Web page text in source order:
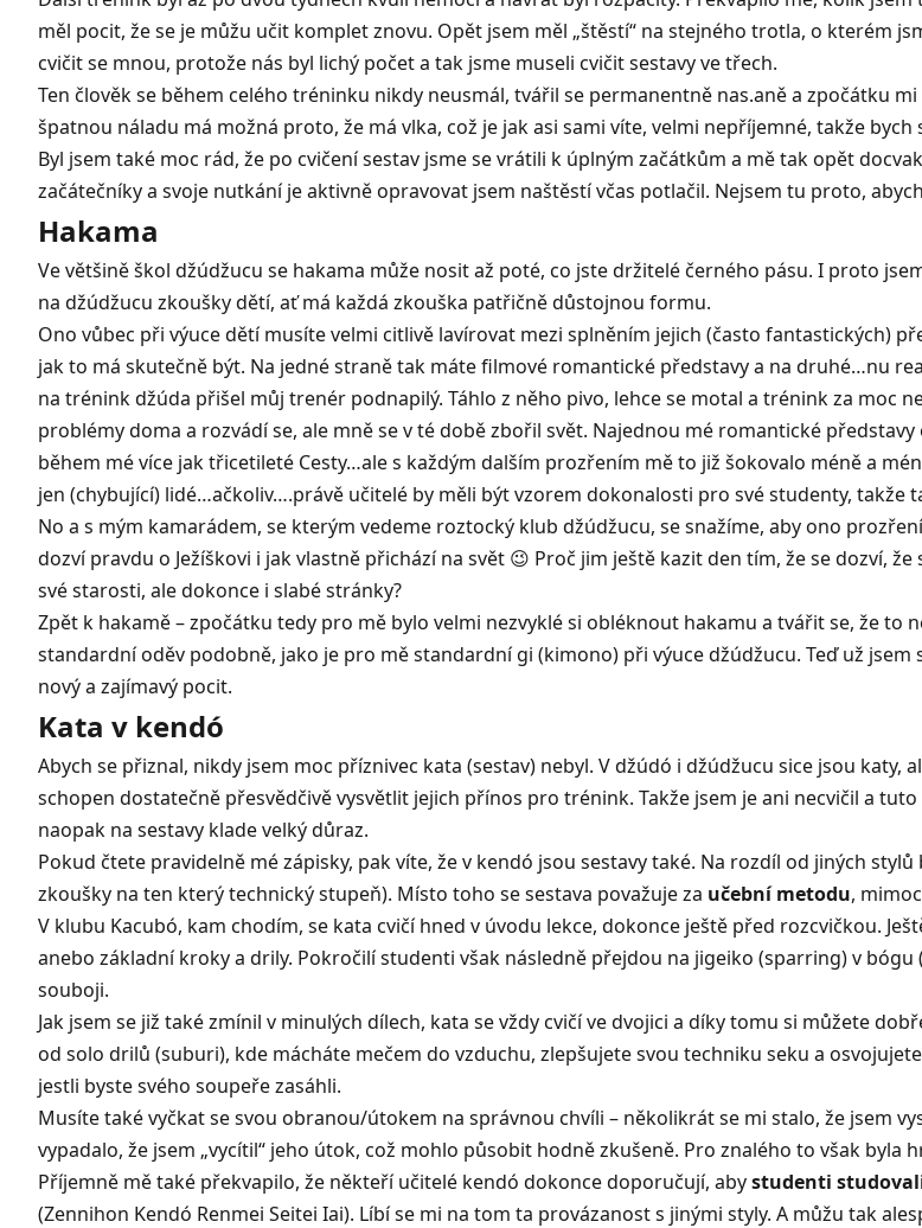
měl pocit, že se je můžu učit komplet znovu. Opět jsem měl „štěstí“ na stejného trotla, o kterém
cvičit se mnou, protože nás byl lichý počet a tak jsme museli cvičit sestavy ve třech.
Ten člověk se během celého tréninku nikdy neusmál, tvářil se permanentně nas.aně a zpočátku
špatnou náladu má možná proto, že má vlka, což je jak asi sami víte, velmi nepříjemné, takže
Byl jsem také moc rád, že po cvičení sestav jsme se vrátili k úplným začátkům a mě tak opět
začátečníky a svoje nutkání je aktivně opravovat jsem naštěstí včas potlačil. Nejsem tu proto,
Hakama
Ve většině škol džúdžucu se hakama může nosit až poté, co jste držitelé černého pásu. I proto
na džúdžucu zkoušky dětí, ať má každá zkouška patřičně důstojnou formu.
Ono vůbec při výuce dětí musíte velmi citlivě lavírovat mezi splněním jejich (často fantastických)
jak to má skutečně být. Na jedné straně tak máte filmové romantické představy a na druhé…nu
na trénink džúda přišel můj trenér podnapilý. Táhlo z něho pivo, lehce se motal a trénink za moc
problémy doma a rozvádí se, ale mně se v té době zbořil svět. Najednou mé romantické
během mé více jak třicetileté Cesty…ale s každým dalším prozřením mě to již šokovalo méně a
jen (chybující) lidé…ačkoliv….právě učitelé by měli být vzorem dokonalosti pro své studenty, takže
No a s mým kamarádem, se kterým vedeme roztocký klub džúdžucu, se snažíme, aby ono
dozví pravdu o Ježíškovi i jak vlastně přichází na svět 😉 Proč jim ještě kazit den tím, že se dozví,
své starosti, ale dokonce i slabé stránky?
Zpět k hakamě – zpočátku tedy pro mě bylo velmi nezvyklé si obléknout hakamu a tvářit se, že to
standardní oděv podobně, jako je pro mě standardní gi (kimono) při výuce džúdžucu. Teď už
nový a zajímavý pocit.
Kata v kendó
Abych se přiznal, nikdy jsem moc příznivec kata (sestav) nebyl. V džúdó i džúdžucu sice jsou
schopen dostatečně přesvědčivě vysvětlit jejich přínos pro trénink. Takže jsem je ani necvičil a
naopak na sestavy klade velký důraz.
Pokud čtete pravidelně mé zápisky, pak víte, že v kendó jsou sestavy také. Na rozdíl od jiných stylů
zkoušky na ten který technický stupeň). Místo toho se sestava považuje za učební metodu,
V klubu Kacubó, kam chodím, se kata cvičí hned v úvodu lekce, dokonce ještě před rozcvičkou.
anebo základní kroky a drily. Pokročilí studenti však následně přejdou na jigeiko (sparring) v
souboji.
Jak jsem se již také zmínil v minulých dílech, kata se vždy cvičí ve dvojici a díky tomu si můžete
od solo drilů (suburi), kde mácháte mečem do vzduchu, zlepšujete svou techniku seku a
jestli byste svého soupeře zasáhli.
Musíte také vyčkat se svou obranou/útokem na správnou chvíli – několikrát se mi stalo, že jsem
vypadalo, že jsem „vycítil“ jeho útok, což mohlo působit hodně zkušeně. Pro znalého to však byla
Příjemně mě také překvapilo, že někteří učitelé kendó dokonce doporučují, abystudenti
(Zennihon Kendó Renmei Seitei Iai). Líbí se mi na tom ta provázanost s jinými styly. A můžu tak